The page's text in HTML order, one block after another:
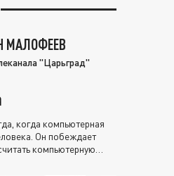
МАЛОФЕЕВ
"Царьград"
когда компьютерная
Он побеждает
компьютерную